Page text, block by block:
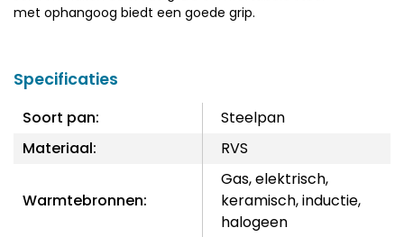
met ophangoog biedt een goede grip.
Specificaties
Soort pan:
Steelpan
Materiaal:
RVS
Warmtebronnen:
Gas, elektrisch,
keramisch, inductie,
halogeen